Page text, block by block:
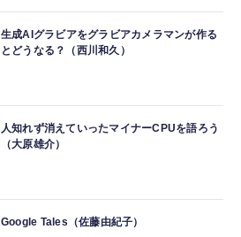
生成AIグラビアをグラビアカメラマンが作る
とどうなる？（西川和久）
人知れず消えていったマイナーCPUを語ろう
（大原雄介）
Google Tales（佐藤由紀子）